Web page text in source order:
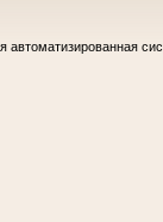
автоматизированная